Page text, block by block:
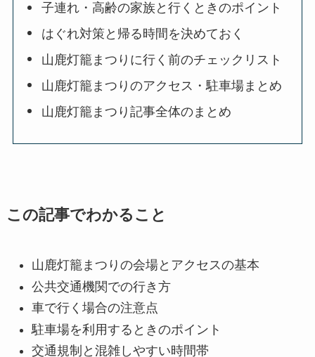
子連れ・高齢の家族と行くときのポイント
はぐれ対策と帰る時間を決めておく
山鹿灯籠まつりに行く前のチェックリスト
山鹿灯籠まつりのアクセス・駐車場まとめ
山鹿灯籠まつり記事全体のまとめ
この記事でわかること
山鹿灯籠まつりの会場とアクセスの基本
公共交通機関での行き方
車で行く場合の注意点
駐車場を利用するときのポイント
交通規制と混雑しやすい時間帯